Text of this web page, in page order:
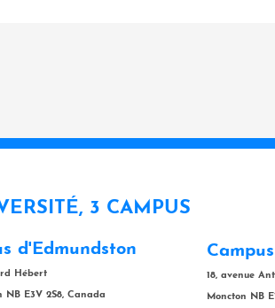
3 CAMPUS
d'Edmundston
Hébert
NB E3V 2S8, Canada
18, avenue
Moncton NB